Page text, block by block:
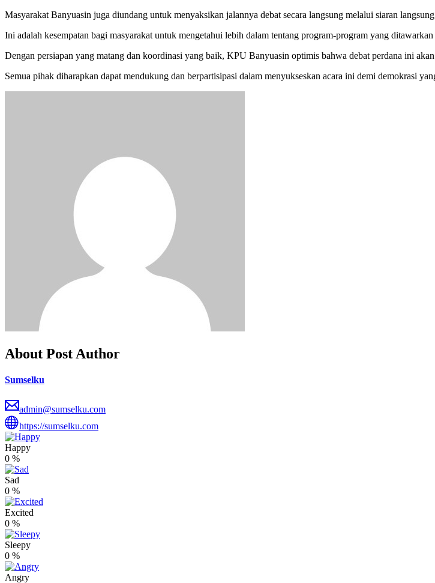
Masyarakat Banyuasin juga diundang untuk menyaksikan jalannya debat secara langsung melalui siaran
Ini adalah kesempatan bagi masyarakat untuk mengetahui lebih dalam tentang program-program yang
Dengan persiapan yang matang dan koordinasi yang baik, KPU Banyuasin optimis bahwa debat perdana ini
Semua pihak diharapkan dapat mendukung dan berpartisipasi dalam menyukseskan acara ini demi demokrasi
About Post Author
Sumselku
admin@sumselku.com
https://sumselku.com
Happy
0 %
Sad
0 %
Excited
0 %
Sleepy
0 %
Angry